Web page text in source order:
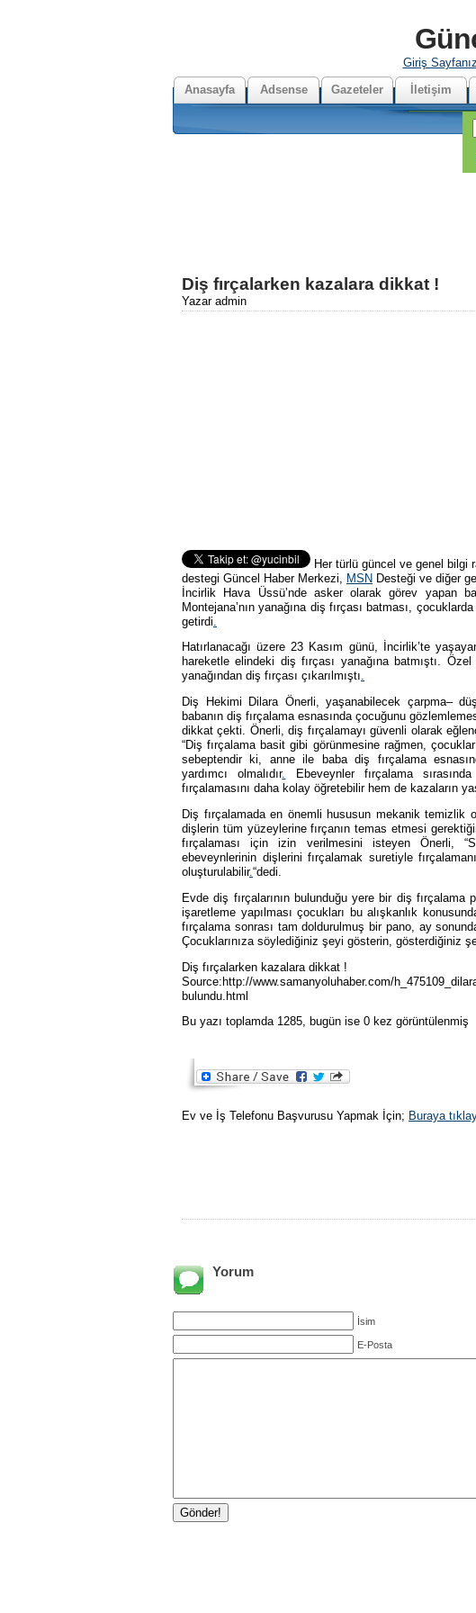
Giriş
Anasayfa
Adsense Gazeteler İletişim
Diş fırçalarken kazalara dikkat !
Yazar admin
Her türlü güncel ve genel bilgi
destegi Güncel Haber Merkezi, MSN Desteği ve diğer
İncirlik Hava Üssü’nde asker olarak görev yapan
Montejana’nın yanağına diş fırçası batması,
getirdi
Hatırlanacağı üzere 23 Kasım günü, İncirlik’te
hareketle elindeki diş fırçası yanağına batmıştı.
yanağından diş fırçası çıkarılmıştı.
Diş Hekimi Dilara Önerli, yaşanabilecek çarpma–
babanın diş fırçalama esnasında çocuğunu
dikkat çekti. Önerli, diş fırçalamayı güvenli olarak
“Diş fırçalama basit gibi görünmesine rağmen,
sebeptendir ki, anne ile baba diş fırçalama
yardımcı olmalıdır. Ebeveynler fırçalama
fırçalamasını daha kolay öğretebilir hem de kazaların
Diş fırçalamada en önemli hususun mekanik temizlik
dişlerin tüm yüzeylerine fırçanın temas etmesi
fırçalaması için izin verilmesini isteyen Önerli,
ebeveynlerinin dişlerini fırçalamak suretiyle
oluşturulabilir.“dedi.
Evde diş fırçalarının bulunduğu yere bir diş
işaretleme yapılması çocukları bu alışkanlık
fırçalama sonrası tam doldurulmuş bir pano, ay
Çocuklarınıza söylediğiniz şeyi gösterin, gösterdiğiniz
Diş fırçalarken kazalara dikkat !
Source:http://www.samanyoluhaber.com/
bulundu.html
Bu yazı toplamda 1285, bugün ise 0 kez görüntülenmiş
Ev ve İş Telefonu Başvurusu Yapmak İçin; Buraya
Yorum
İsim
E-Posta